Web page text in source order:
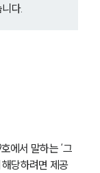
다.
에서 말하는 ‘그
당하려면 제공